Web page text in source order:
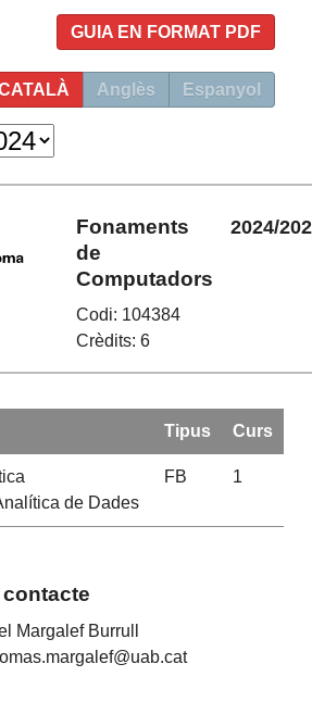
GUIA EN FORMAT PDF
Anglès Espanyol
Fonaments
de
Computadors
Codi: 104384
Crèdits: 6
2024/
Tipus Curs
de Dades
FB 1
Margalef Burrull